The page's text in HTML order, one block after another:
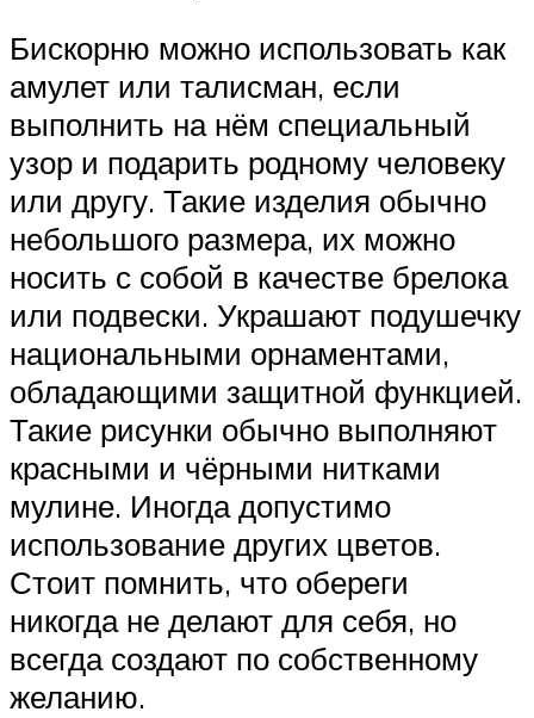
Бискорню можно использовать как
амулет или талисман, если
выполнить на нём специальный
узор и подарить родному человеку
или другу. Такие изделия обычно
небольшого размера, их можно
носить с собой в качестве брелока
или подвески. Украшают подушечку
национальными орнаментами,
обладающими защитной функцией.
Такие рисунки обычно выполняют
красными и чёрными нитками
мулине. Иногда допустимо
использование других цветов.
Стоит помнить, что обереги
никогда не делают для себя, но
всегда создают по собственному
желанию.